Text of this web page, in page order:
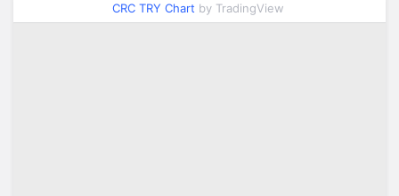
CRC TRY Chart by TradingView